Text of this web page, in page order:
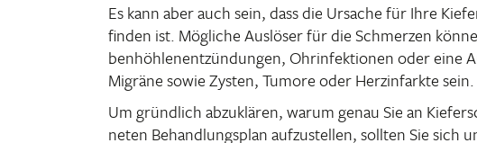
Es kann aber auch sein, dass die Ursache für Ihre
finden ist. Mögliche Auslöser für die Schmerzen
ben­höh­len­ent­zün­dungen, Ohrin­fek­tionen oder eine
Migräne sowie Zysten, Tumore oder Herz­in­farkte sein.
Um gründ­lich abzu­klären, warum genau Sie an
neten Behand­lungs­plan aufzu­stellen, sollten Sie sich